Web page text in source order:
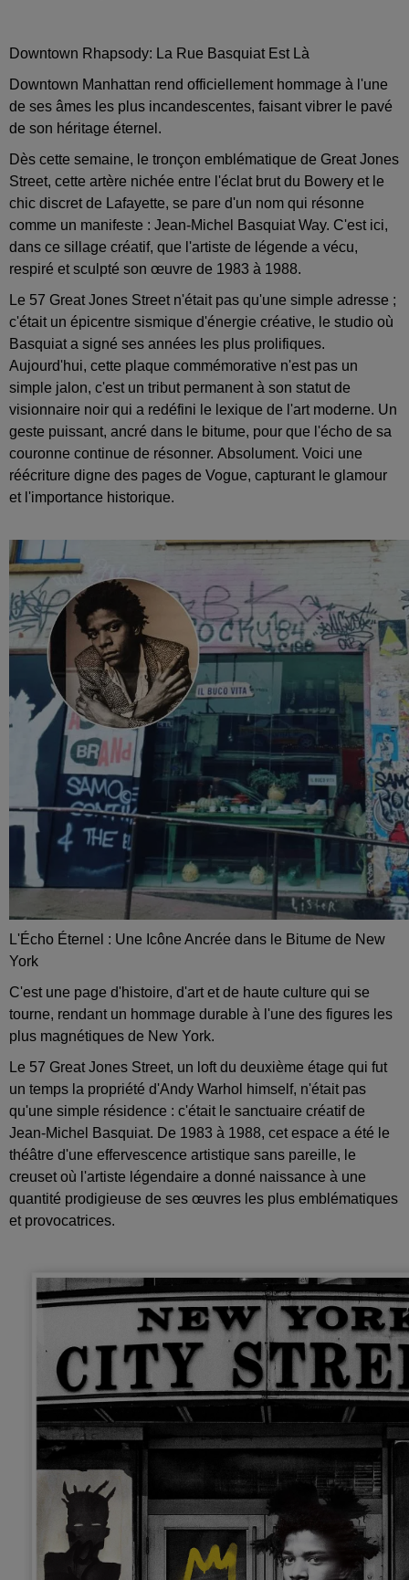
Downtown Rhapsody: La Rue Basquiat Est Là
Downtown Manhattan rend officiellement hommage à l'une
de ses âmes les plus incandescentes, faisant vibrer le pavé
de son héritage éternel.
Dès cette semaine, le tronçon emblématique de Great Jones
Street, cette artère nichée entre l'éclat brut du Bowery et le
chic discret de Lafayette, se pare d'un nom qui résonne
comme un manifeste : Jean-Michel Basquiat Way. C'est ici,
dans ce sillage créatif, que l'artiste de légende a vécu,
respiré et sculpté son œuvre de 1983 à 1988.
Le 57 Great Jones Street n'était pas qu'une simple adresse ;
c'était un épicentre sismique d'énergie créative, le studio où
Basquiat a signé ses années les plus prolifiques.
Aujourd'hui, cette plaque commémorative n'est pas un
simple jalon, c'est un tribut permanent à son statut de
visionnaire noir qui a redéfini le lexique de l'art moderne. Un
geste puissant, ancré dans le bitume, pour que l'écho de sa
couronne continue de résonner. Absolument. Voici une
réécriture digne des pages de Vogue, capturant le glamour
et l'importance historique.
L'Écho Éternel : Une Icône Ancrée dans le Bitume de New
York
C'est une page d'histoire, d'art et de haute culture qui se
tourne, rendant un hommage durable à l'une des figures les
plus magnétiques de New York.
Le 57 Great Jones Street, un loft du deuxième étage qui fut
un temps la propriété d'Andy Warhol himself, n'était pas
qu'une simple résidence : c'était le sanctuaire créatif de
Jean-Michel Basquiat. De 1983 à 1988, cet espace a été le
théâtre d'une effervescence artistique sans pareille, le
creuset où l'artiste légendaire a donné naissance à une
quantité prodigieuse de ses œuvres les plus emblématiques
et provocatrices.